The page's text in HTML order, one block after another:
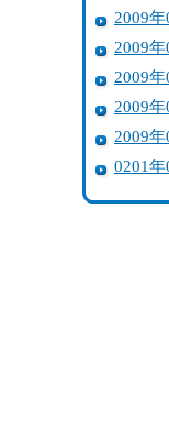
2009年
2009年
2009年
2009年
2009年
0201年